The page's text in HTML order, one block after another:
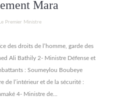
Mara
Le Premier Ministre
des droits de l’homme, garde des
Ali Bathily 2- Ministre Défense et
: Soumeylou Boubeye
de l’intérieur et de la sécurité :
4- Ministre de...